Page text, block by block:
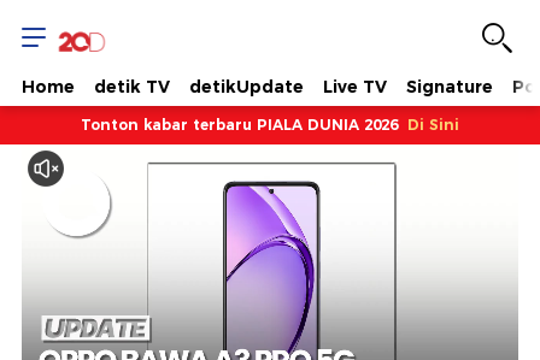
Home detik TV detikUpdate Live TV Signature
Tonton kabar terbaru PIALA DUNIA 2026 Di Sini